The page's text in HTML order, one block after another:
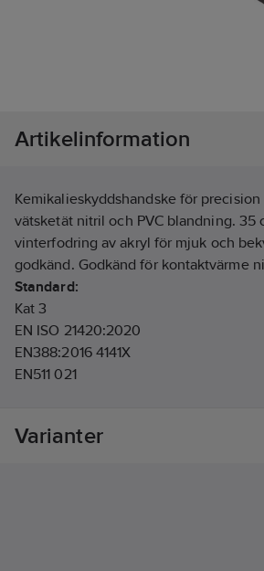
Artikelinformation
Kemikalieskyddshandske för
vätsketät nitril och PVC blandning. 35
vinterfodring av akryl för mjuk och
godkänd. Godkänd för kontaktvärme
Standard:
Kat 3
EN ISO 21420:2020
EN388:2016 4141X
EN511 021
EN 407:2004 X2XXXX
Varianter